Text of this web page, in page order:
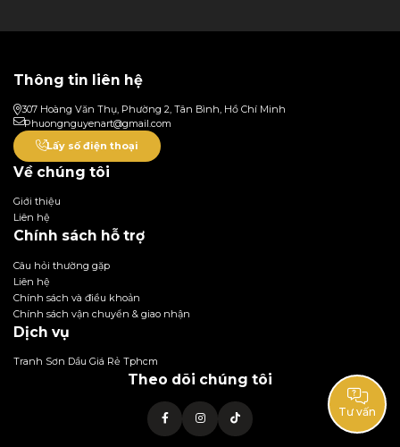
Thông tin liên hệ
307 Hoàng Văn Thụ, Phường 2, Tân Bình, Hồ Chí Minh
Phuongnguyenart@gmail.com
Lấy số điện thoại
Về chúng tôi
Giới thiệu
Liên hệ
Chính sách hỗ trợ
Câu hỏi thường gặp
Liên hệ
Chính sách và điều khoản
Chính sách vận chuyển & giao nhận
Dịch vụ
Tranh Sơn Dầu Giá Rẻ Tphcm
Theo dõi chúng tôi
Tư vấn